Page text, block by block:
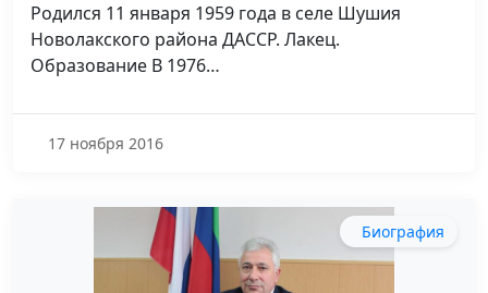
Родился 11 января 1959 года в селе Шушия
Новолакского района ДАССР. Лакец.
Образование В 1976…
17 ноября 2016
Биография